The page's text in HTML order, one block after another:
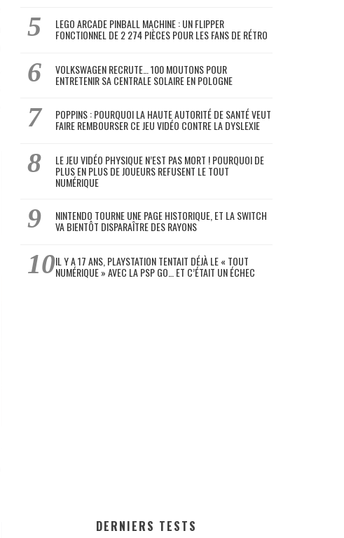
LEGO ARCADE PINBALL MACHINE : UN FLIPPER
FONCTIONNEL DE 2 274 PIÈCES POUR LES FANS DE RÉTRO
VOLKSWAGEN RECRUTE… 100 MOUTONS POUR
ENTRETENIR SA CENTRALE SOLAIRE EN POLOGNE
POPPINS : POURQUOI LA HAUTE AUTORITÉ DE SANTÉ VEUT
FAIRE REMBOURSER CE JEU VIDÉO CONTRE LA DYSLEXIE
LE JEU VIDÉO PHYSIQUE N’EST PAS MORT ! POURQUOI DE
PLUS EN PLUS DE JOUEURS REFUSENT LE TOUT
NUMÉRIQUE
NINTENDO TOURNE UNE PAGE HISTORIQUE, ET LA SWITCH
VA BIENTÔT DISPARAÎTRE DES RAYONS
IL Y A 17 ANS, PLAYSTATION TENTAIT DÉJÀ LE « TOUT
NUMÉRIQUE » AVEC LA PSP GO… ET C’ÉTAIT UN ÉCHEC
DERNIERS TESTS